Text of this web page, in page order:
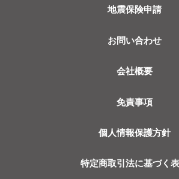
地震保険申請
お問い合わせ
会社概要
免責事項
個人情報保護方針
特定商取引法に基づく